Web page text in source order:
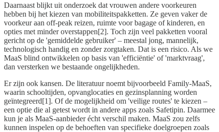
Daarnaast blijkt uit onderzoek dat vrouwen andere voorkeuren
hebben bij het kiezen van mobiliteitspakketten. Ze geven vaker de
voorkeur aan off-peak reizen, ruimte voor bagage of kinderen, en
opties met minder overstappen[2]. Toch zijn veel pakketten vooral
gericht op de 'gemiddelde gebruiker' – meestal jong, mannelijk,
technologisch handig en zonder zorgtaken. Dat is een risico. Als we
MaaS blind ontwikkelen op basis van 'efficiëntie' of 'marktvraag',
dan versterken we bestaande ongelijkheden.
Er zijn ook kansen. De literatuur noemt bijvoorbeeld Family-MaaS,
waarin schooltijden, opvanglocaties en gezinsplanning worden
geïntegreerd[1]. Of de mogelijkheid om 'veilige routes' te kiezen –
een optie die al getest wordt in andere apps zoals Safetipin. Daarmee
kun je als MaaS-aanbieder écht verschil maken. MaaS zou zelfs
kunnen inspelen op de behoeften van specifieke doelgroepen zoals